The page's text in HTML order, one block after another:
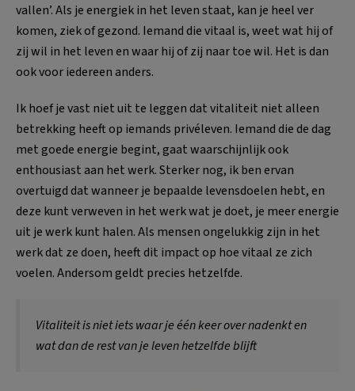
vallen’. Als je energiek in het leven staat, kan je heel ver
komen, ziek of gezond. Iemand die vitaal is, weet wat hij of
zij wil in het leven en waar hij of zij naar toe wil. Het is dan
ook voor iedereen anders.
Ik hoef je vast niet uit te leggen dat vitaliteit niet alleen
betrekking heeft op iemands privéleven. Iemand die de dag
met goede energie begint, gaat waarschijnlijk ook
enthousiast aan het werk. Sterker nog, ik ben ervan
overtuigd dat wanneer je bepaalde levensdoelen hebt, en
deze kunt verweven in het werk wat je doet, je meer energie
uit je werk kunt halen. Als mensen ongelukkig zijn in het
werk dat ze doen, heeft dit impact op hoe vitaal ze zich
voelen. Andersom geldt precies hetzelfde.
Vitaliteit is niet iets waar je één keer over nadenkt en
wat dan de rest van je leven hetzelfde blijft